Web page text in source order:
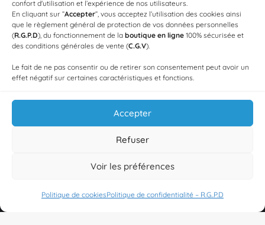
confort d'utilisation et l’expérience de nos utilisateurs.
En cliquant sur ”Accepter”, vous acceptez l’utilisation des cookies ainsi
que le règlement général de protection de vos données personnelles
(R.G.P.D), du fonctionnement de la boutique en ligne 100% sécurisée et
des conditions générales de vente (C.G.V).
Le fait de ne pas consentir ou de retirer son consentement peut avoir un
effet négatif sur certaines caractéristiques et fonctions.
Accepter
Refuser
Voir les préférences
Politique de cookiesPolitique de confidentialité – R.G..P.D
Sashimi de truite fumée - Plaquette de 150 g
18,00€
4,20€